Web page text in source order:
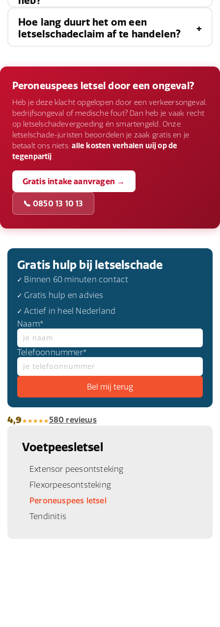
van uw letsel en raadpleeg een
letselschadeadvocaat.
Ja, als u kunt aantonen dat de aandoening is
veroorzaakt door eenongeval of nalatigheid van
Hoe lang duurt het om een
letselschadeclaim af te handelen?
maanden tot jaren duren.
Peroneuspees letsel door een ongeval?
Heb je deze klacht opgelopen door een verkeersongeval,
bedrijfsongeval of medische fout? Dan heb je vaak recht
op letselschadevergoeding én smartengeld. Onze
letselschade-juristen beoordelen je zaak gratis en je
betaalt ons niets:alle kosten verhalen wij op de
tegenpartij
Gratis intake aanvragen →
📞 0850 13 10 13
Gratis hulp bij letselschade
✓ Binnen 60 minuten contact
✓ Gratis hulp en advies
✓ Actief in heel Nederland
Naam*
Telefoonnummer*
4,9 580 reviews
Voetpeesletsel
Extensor peesontsteking
Flexorpeesontsteking
Peroneuspees letsel
Tendinitis